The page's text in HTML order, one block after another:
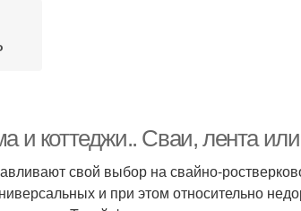
и коттеджи.. Сваи, лента
свой выбор на свайно-
и при этом относительно